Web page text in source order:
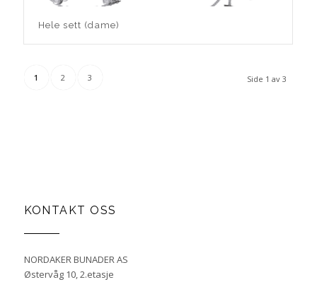
Hele sett (dame)
Side 1 av 3
1 2 3
KONTAKT OSS
NORDAKER BUNADER AS
Østervåg 10, 2.etasje